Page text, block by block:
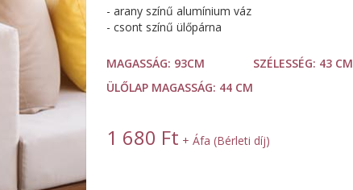
- arany színű alumínium váz
- csont színű ülőpárna
MAGASSÁG: 93CM SZÉLESSÉG: 43 CM
ÜLŐLAP MAGASSÁG: 44 CM
1 680 Ft + Áfa (Bérleti díj)